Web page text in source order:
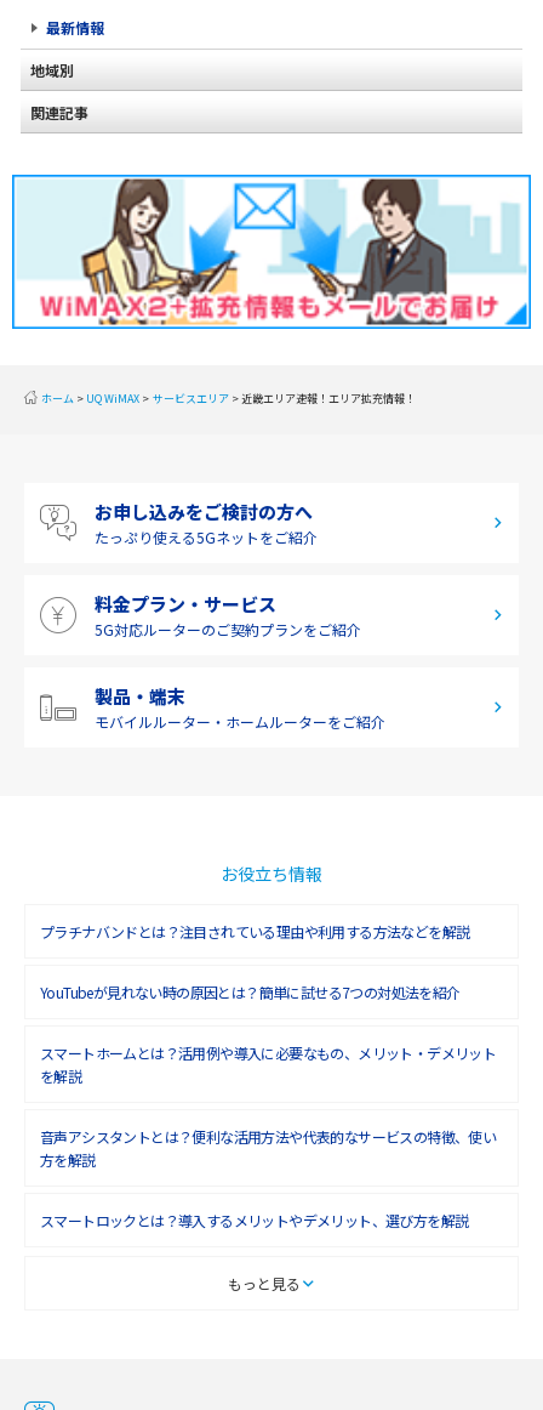
最新情報
地域別
北海道
甲信越
北陸
九州・沖縄
関連記事
ホーム UQ WiMAX サービスエリア 近畿エリア速報！エリア拡充情報！
お申し込みをご検討の方へ
たっぷり使える5Gネットをご紹介
料金プラン・サービス
5G対応ルーターのご契約プランをご紹介
製品・端末
モバイルルーター・ ホームルーターをご紹介
お役立ち情報
プラチナバンドとは？注目されている理由や利用する方法などを解説
YouTubeが見れない時の原因とは？簡単に試せる7つの対処法を紹介
スマートホームとは？活用例や導入に必要なもの、メリット・デメリット
を解説
音声アシスタントとは？便利な活用方法や代表的なサービスの特徴、使い
方を解説
スマートロックとは？導入するメリットやデメリット、選び方を解説
スマートテレビとは？特徴や選び方、使い方をわかりやすく解説
マンションで使えるWi-Fiは？種類ごとの特徴や選び方を紹介
もっと見る